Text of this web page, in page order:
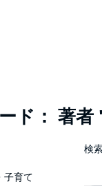
ド： 著者
子育て
検